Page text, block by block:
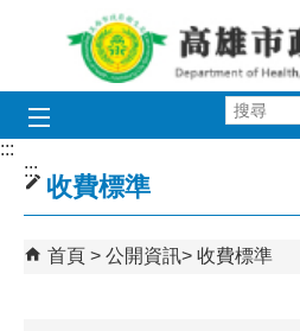
跳到主要內容區塊
:::
:::
收費標準
首頁 公開資訊 收費標準